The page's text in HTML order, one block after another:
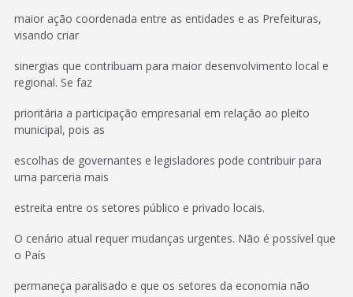
maior ação coordenada entre as entidades e as Prefeituras,
visando criar
sinergias que contribuam para maior desenvolvimento local e
regional. Se faz
prioritária a participação empresarial em relação ao pleito
municipal, pois as
escolhas de governantes e legisladores pode contribuir para
uma parceria mais
estreita entre os setores público e privado locais.
O cenário atual requer mudanças urgentes. Não é possível que
o País
permaneça paralisado e que os setores da economia não